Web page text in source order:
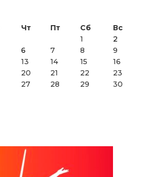
Чт Пт Сб
Вс
1
2
6 7 8
9
13 14 15
16
20 21 22
23
27 28 29
30